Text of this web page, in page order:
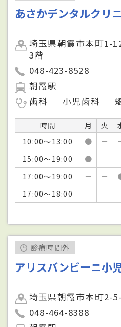
あさかデンタルクリ
埼玉県朝霞市本町1-
3階
048-423-8528
朝霞駅
歯科
小児歯科
時間 月 火
10:00～13:00
● －
15:00～19:00
● －
17:00～19:00
－ －
17:00～18:00
－ －
診療時間外
アリスバンビーニ
埼玉県朝霞市本町
048-464-8388